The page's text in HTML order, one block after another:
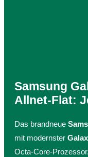
Samsung
Allnet-Flat:
Das brandneue
mit modernster
Octa-Core-